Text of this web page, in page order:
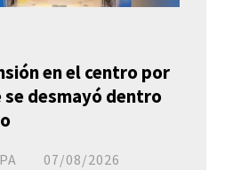
en el centro por
se desmayó dentro
07/08/2026